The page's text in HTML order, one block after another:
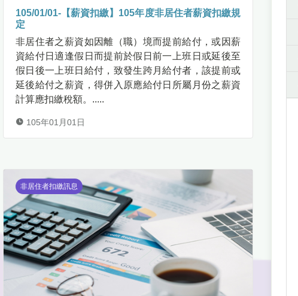
105/01/01-【薪資扣繳】105年度非居住者薪資扣繳規
定
非居住者之薪資如因離（職）境而提前給付，或因薪
資給付日適逢假日而提前於假日前一上班日或延後至
假日後一上班日給付，致發生跨月給付者，該提前或
延後給付之薪資，得併入原應給付日所屬月份之薪資
計算應扣繳稅額。.....
105年01月01日
非居住者扣繳訊息